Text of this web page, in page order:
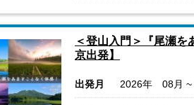
＜登山入門＞『尾瀬
京出発】
出発月 2026年 08月